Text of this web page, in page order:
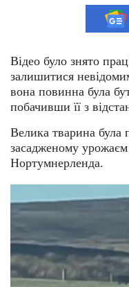
Відео було знято
залишитися
вона повинна була
побачивши її з
Велика тварина була
засадженому урожаєм
Нортумнерленда.